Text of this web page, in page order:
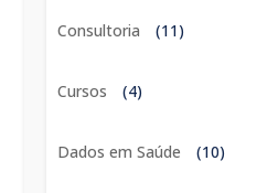
Consultoria (11)
Cursos (4)
Dados em Saúde (10)